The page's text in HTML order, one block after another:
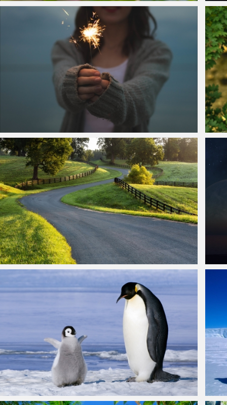
粉色玫瑰花,花蕾,花瓣,图片 宋仲
放烟花的女孩美女图片
篱笆,栅栏,公路,草地,树木,风景图片